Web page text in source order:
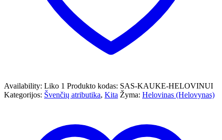
Availability: Liko 1 Produkto kodas: SAS-KAUKE-HELOVINUI
Kategorijos: Švenčių atributika, Kita Žyma: Helovinas (Helovynas)